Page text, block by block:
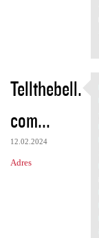
Tellthebell.
com...
12.02.2024
Adres